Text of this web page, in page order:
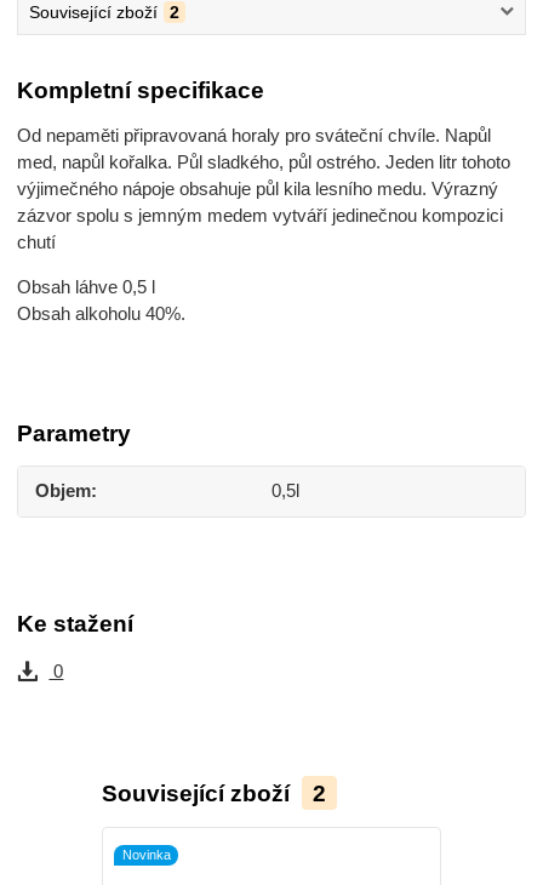
Související zboží 2
Kompletní specifikace
Od nepaměti připravovaná horaly pro sváteční chvíle. Napůl
med, napůl kořalka. Půl sladkého, půl ostrého. Jeden litr tohoto
výjimečného nápoje obsahuje půl kila lesního medu. Výrazný
zázvor spolu s jemným medem vytváří jedinečnou kompozici
chutí
Obsah láhve 0,5 l
Obsah alkoholu 40%.
Parametry
Objem 0,5l
Ke stažení
0
Související zboží 2
Novinka